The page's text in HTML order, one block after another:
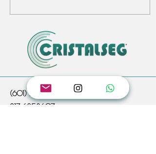
(601) 223 0348
317 6358607